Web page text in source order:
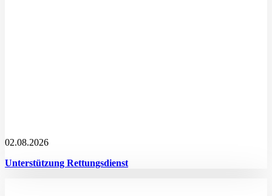
02.08.2026
Unterstützung Rettungsdienst